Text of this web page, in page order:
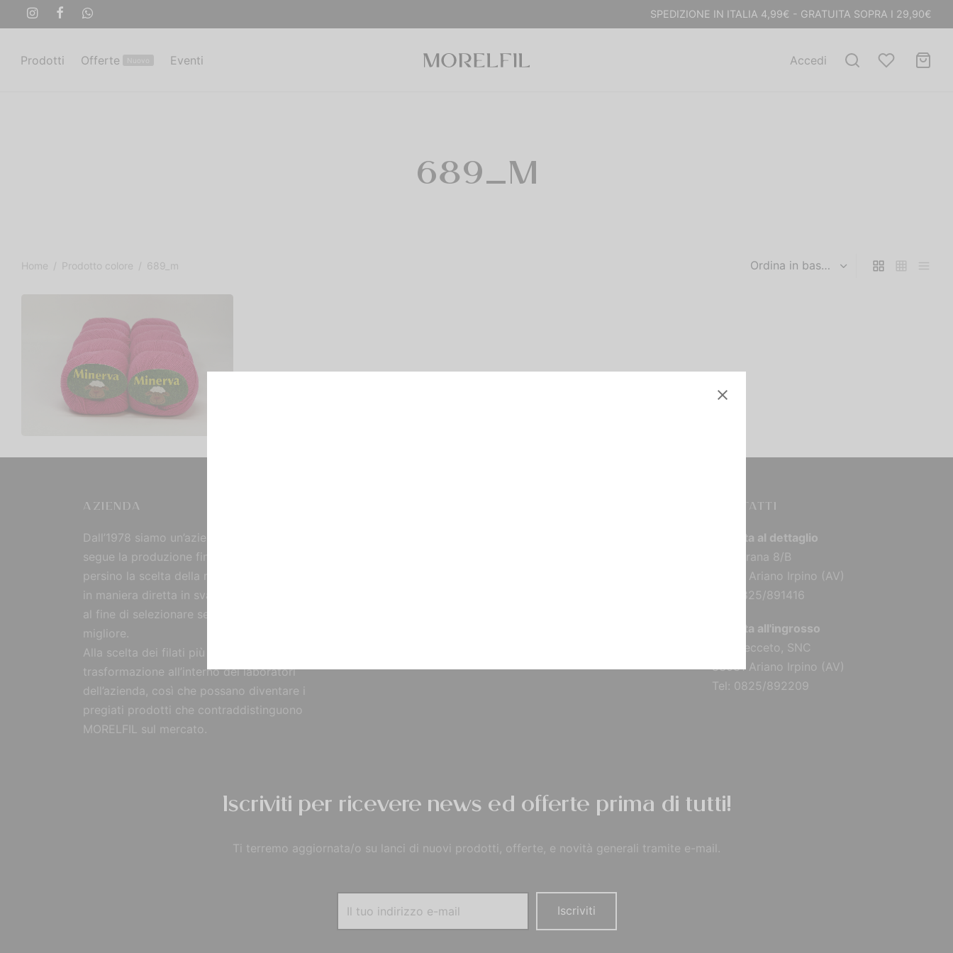
SPEDIZIONE IN ITALIA 4,99€ - GRATUITA SOPRA I 29,90€
Prodotti Offerte Eventi Accedi
689_M
Home / Prodotto colore / 689_m
MINERVA TINTA UNITA –
CONFEZIONE DA 500GR.
15,00
Scegli
AZIENDA
Dall’1978 siamo un’azienda strutturata che
segue la produzione fin dall’origine, curando
persino la scelta della materia prima, reperita
in maniera diretta in svariate parti del mondo
al fine di selezionare sempre il prodotto
migliore.
Alla scelta dei filati più pregiati, segue la
trasformazione all’interno dei laboratori
dell’azienda, così che possano diventare i
pregiati prodotti che contraddistinguono
MORELFIL sul mercato.
CONTATTI
Vendita al dettaglio
Via Torana 8/B
83031 Ariano Irpino (AV)
Tel: 0825/891416
Vendita all'ingrosso
Via Brecceto, SNC
83031 Ariano Irpino (AV)
Tel: 0825/892209
Iscriviti per ricevere news ed offerte prima di tutti!
Ti terremo aggiornata/o su lanci di nuovi prodotti, offerte, e novità generali tramite e-mail.